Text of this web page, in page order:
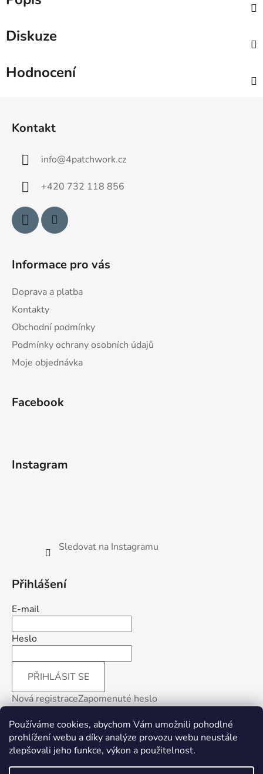
Používáme cookies, abychom Vám umožnili pohodlné
prohlížení webu a díky analýze provozu webu neustále
zlepšovali jeho funkce, výkon a použitelnost.
Diskuze
Hodnocení
Kontakt
info@4patchwork.cz
+420 732 118 856
Informace pro vás
Doprava a platba
Kontakty
Obchodní podmínky
Podmínky ochrany osobních údajů
Moje objednávka
Facebook
Instagram
Sledovat na Instagramu
Přihlášení
E-mail
Heslo
PŘIHLÁSIT SE
Nová registraceZapomenuté heslo
Facebook